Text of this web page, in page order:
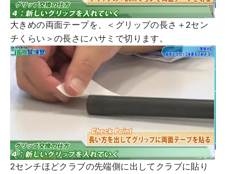
大きめの両面テープを、＜グリップの長さ＋2セン
チくらい＞の長さにハサミで切ります。
2センチほどクラブの先端側に出してクラブに貼り